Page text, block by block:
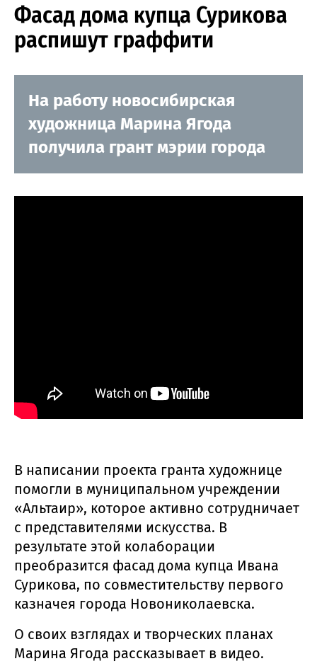
Фасад дома купца Сурикова
распишут граффити
На работу новосибирская
художница Марина Ягода
получила грант мэрии города
В написании проекта гранта художнице
помогли в муниципальном учреждении
«Альтаир», которое активно сотрудничает
с представителями искусства. В
результате этой колаборации
преобразится фасад дома купца Ивана
Сурикова, по совместительству первого
казначея города Новониколаевска.
О своих взглядах и творческих планах
Марина Ягода рассказывает в видео.